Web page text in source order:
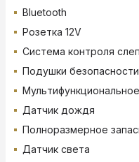
Bluetooth
Розетка 12V
Система контроля
Подушки
Датчик дождя
Полноразмерное
Датчик света